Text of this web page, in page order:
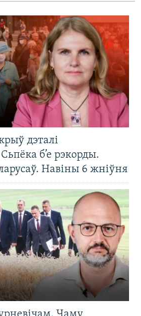
дэталі
б’е рэкорды.
Навіны 6 жніўня